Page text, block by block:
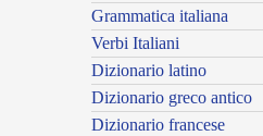
Grammatica italiana
Verbi Italiani
Dizionario latino
Dizionario greco antico
Dizionario francese